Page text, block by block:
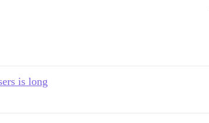
is long